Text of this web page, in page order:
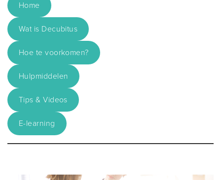
Home
Wat is Decubitus
Hoe te voorkomen?
Hulpmiddelen
Tips & Videos
E-learning